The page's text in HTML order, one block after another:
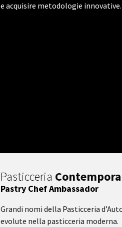
e acquisire metodologie innovative.
Pasticceria
Pastry Chef Ambassador
Grandi nomi della Pasticceria
evolute nella pasticceria moderna.